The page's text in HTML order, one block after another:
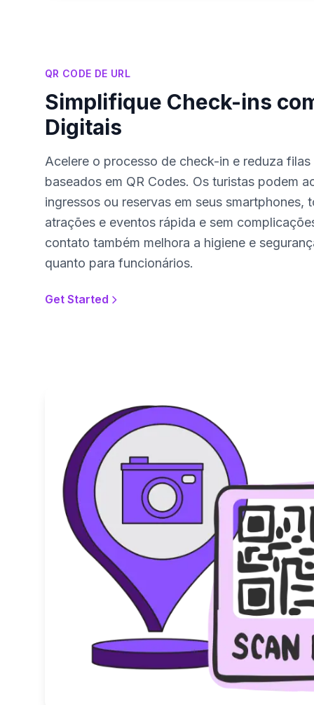
QR CODE DE URL
Simplifique Check-ins
Digitais
Acelere o processo de check-in e reduza
baseados em QR Codes. Os turistas podem
ingressos ou reservas em seus smartphones,
atrações e eventos rápida e sem
contato também melhora a higiene e
quanto para funcionários.
Get Started